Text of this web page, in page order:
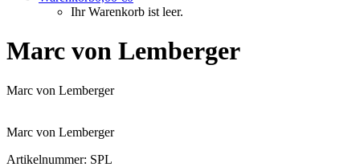
Ihr Warenkorb ist leer.
Marc von Lemberger
Marc von Lemberger
Marc von Lemberger
Artikelnummer: SPL